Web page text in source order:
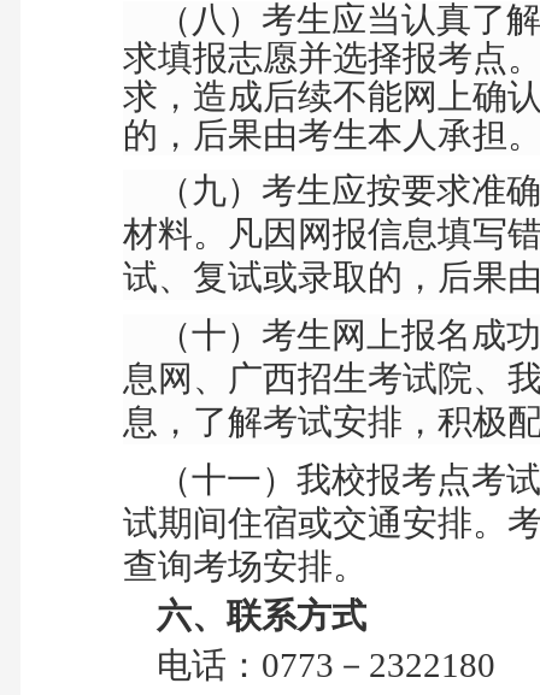
（八）考生应当认真了
求填报志愿并选择报考点
求，造成后续不能网上确
的，后果由考生本人承担
（九）考生应按要求准
材料。凡因网报信息填写
试、复试或录取的，后果
（十） 考生网上报名成
息网、广西招生考试院、
息，了解考试安排，积极
（十一）我校报考点考
试期间住宿或交通安排。
查询考场安排。
六、联系方式
电话： 0773 － 2322180